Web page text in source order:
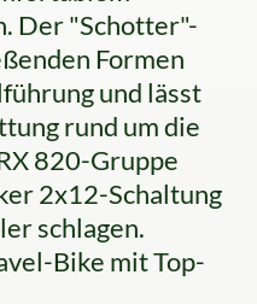
Der "Schotter"-
Formen
und lässt
rund um die
820-Gruppe
2x12-Schaltung
schlagen.
Bike mit Top-